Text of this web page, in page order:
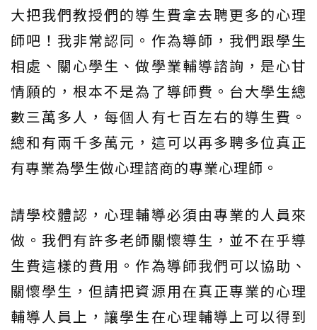
大把我們教授們的導生費拿去聘更多的心理
師吧！我非常認同。作為導師，我們跟學生
相處、關心學生、做學業輔導諮詢，是心甘
情願的，根本不是為了導師費。台大學生總
數三萬多人，每個人有七百左右的導生費。
總和有兩千多萬元，這可以再多聘多位真正
有專業為學生做心理諮商的專業心理師。
請學校體認，心理輔導必須由專業的人員來
做。我們有許多老師關懷導生，並不在乎導
生費這樣的費用。作為導師我們可以協助、
關懷學生，但請把資源用在真正專業的心理
輔導人員上，讓學生在心理輔導上可以得到